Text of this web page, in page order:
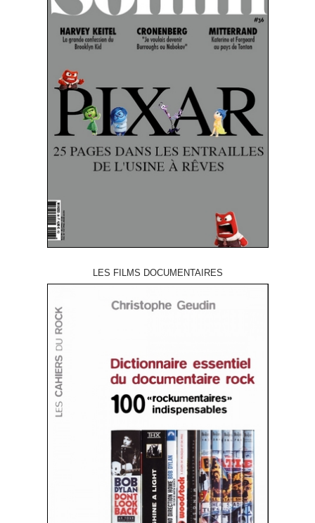
LES FILMS DOCUMENTAIRES